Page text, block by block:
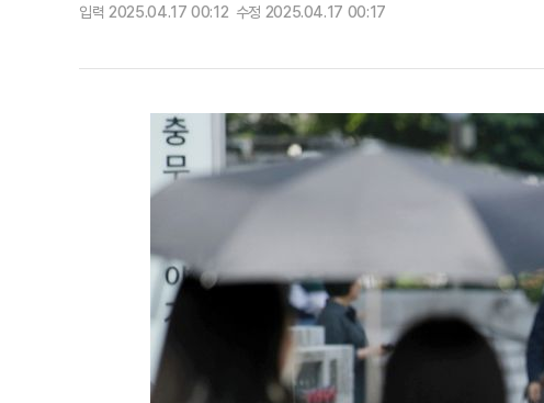
입력 2025.04.17 00:12 수정 2025.04.17 00:17